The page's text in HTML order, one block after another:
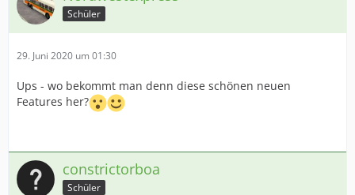
Schüler
29. Juni 2020 um 01:30
Ups - wo bekommt man denn diese schönen neuen
Features her?
constrictorboa
Schüler